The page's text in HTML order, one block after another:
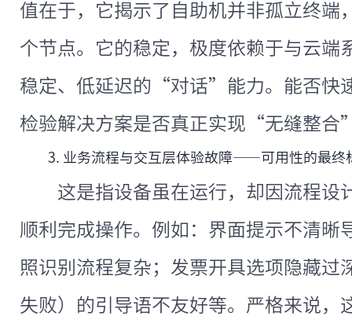
值在于，它揭示了自助机并非孤立终端
个节点。它的稳定，极度依赖于与云端
稳定、低延迟的“对话”能力。能否快
检验解决方案是否真正实现“无缝整合
3. 业务流程与交互层体验故障——可用性的最终
这是指设备虽在运行，却因流程设
顺利完成操作。例如：界面提示不清晰
照识别流程复杂；发票开具选项隐藏过
失败）的引导语不友好等。严格来说